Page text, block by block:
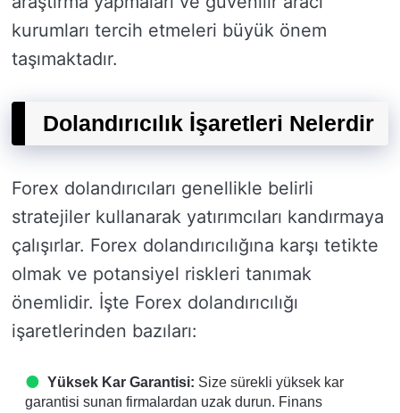
kurumları tercih etmeleri büyük önem
taşımaktadır.
Dolandırıcılık İşaretleri Nelerdir
Forex dolandırıcıları genellikle belirli
stratejiler kullanarak yatırımcıları kandırmaya
çalışırlar. Forex dolandırıcılığına karşı tetikte
olmak ve potansiyel riskleri tanımak
önemlidir. İşte Forex dolandırıcılığı
işaretlerinden bazıları:
Yüksek Kar Garantisi: Size sürekli yüksek kar
garantisi sunan firmalardan uzak durun. Finans